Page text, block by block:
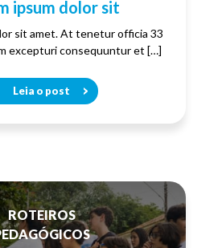
ipsum dolor sit
sit amet. At tenetur officia 33
excepturi consequuntur et […]
Leia o post
ROTEIROS